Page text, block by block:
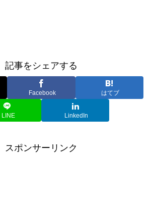
記事をシェアする
Facebook はてブ
LINE LinkedIn
スポンサーリンク